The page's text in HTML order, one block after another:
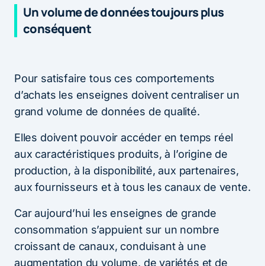
Un volume de données toujours plus
conséquent
Pour satisfaire tous ces comportements
d’achats les enseignes doivent centraliser un
grand volume de données de qualité.
Elles doivent pouvoir accéder en temps réel
aux caractéristiques produits, à l’origine de
production, à la disponibilité, aux partenaires,
aux fournisseurs et à tous les canaux de vente.
Car aujourd’hui les enseignes de grande
consommation s’appuient sur un nombre
croissant de canaux, conduisant à une
augmentation du volume, de variétés et de